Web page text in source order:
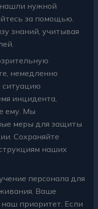
нужной
за помощью.
знаний, учитывая
немедленно
ситуацию
инцидента,
ему. Мы
меры для защиты
Сохраняйте
наших
персонала для
Ваше
приоритет. Если